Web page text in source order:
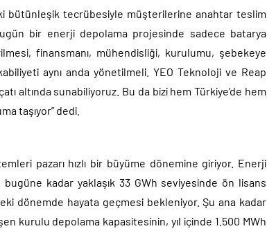
bütünleşik tecrübesiyle müşterilerine anahtar teslim
bir enerji depolama projesinde sadece batarya
finansmanı, mühendisliği, kurulumu, şebekeye
aynı anda yönetilmeli. YEO Teknoloji ve Reap
altında sunabiliyoruz. Bu da bizi hem Türkiye’de hem
taşıyor” dedi.
pazarı hızlı bir büyüme dönemine giriyor. Enerji
kadar yaklaşık 33 GWh seviyesinde ön lisans
dönemde hayata geçmesi bekleniyor. Şu ana kadar
kurulu depolama kapasitesinin, yıl içinde 1.500 MWh